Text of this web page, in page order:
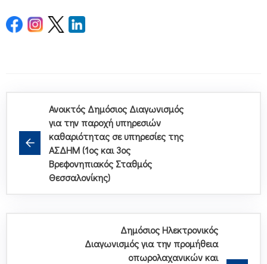
Ανοικτός Δημόσιος Διαγωνισμός
για την παροχή υπηρεσιών
καθαριότητας σε υπηρεσίες της
ΑΣΔΗΜ (1ος και 3ος
Βρεφονηπιακός Σταθμός
Θεσσαλονίκης)
Δημόσιος Ηλεκτρονικός
Διαγωνισμός για την προμήθεια
οπωρολαχανικών και